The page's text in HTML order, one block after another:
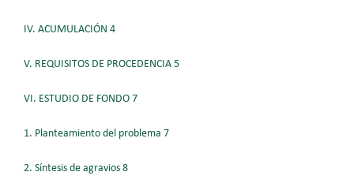
IV. ACUMULACIÓN 4
V. REQUISITOS DE PROCEDENCIA 5
VI. ESTUDIO DE FONDO 7
1. Planteamiento del problema 7
2. Síntesis de agravios 8